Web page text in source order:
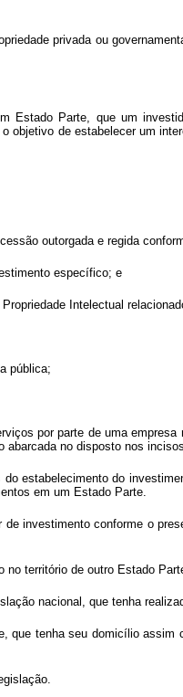
privada ou
Estado Parte, que um
de estabelecer um
outorgada e regida
específico; e
Intelectual
pública;
por parte de uma
abarcada no disposto nos
estabelecimento do
em um Estado Parte.
investimento conforme o
território de outro Estado
nacional, que tenha
tenha seu domicílio